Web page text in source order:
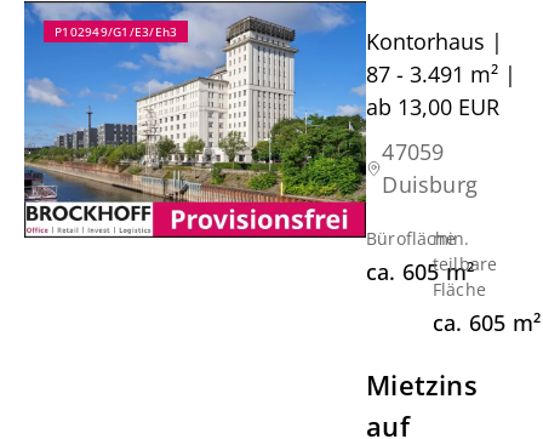
P102949/G1/E3/Eh3
Kontorhaus |
87 - 3.491 m² |
ab 13,00 EUR
47059
Duisburg
Bürofläche
ca. 605 m²
min.
teilbare
Fläche
ca. 605 m²
Mietzins
auf